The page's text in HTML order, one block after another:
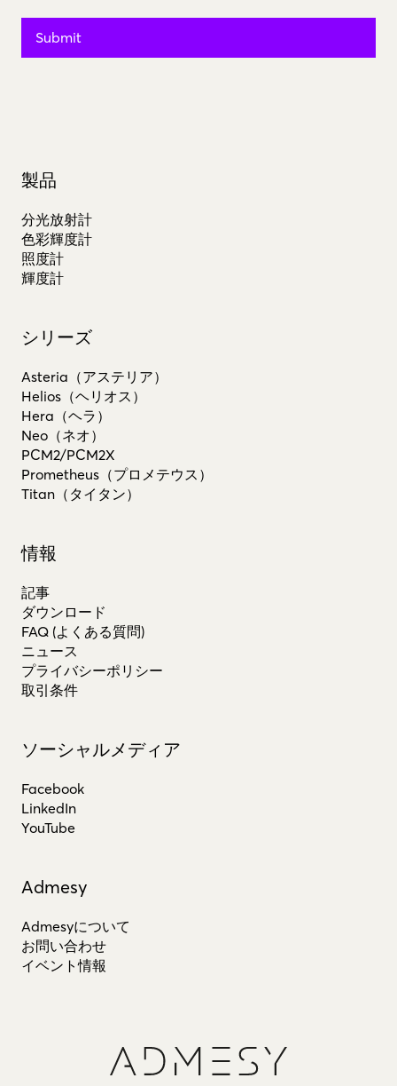
Submit
製品
分光放射計
色彩輝度計
照度計
輝度計
シリーズ
Asteria（アステリア）
Helios（ヘリオス）
Hera（ヘラ）
Neo（ネオ）
PCM2/PCM2X
Prometheus（プロメテウス）
Titan（タイタン）
情報
記事
ダウンロード
FAQ (よくある質問)
ニュース
プライバシーポリシー
取引条件
ソーシャルメディア
Facebook
LinkedIn
YouTube
Admesy
Admesyについて
お問い合わせ
イベント情報